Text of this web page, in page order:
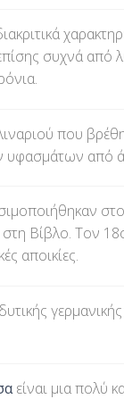
συχνά από
που
από
στη Βίβλο. Τον
αποικίες.
είναι μια πολύ